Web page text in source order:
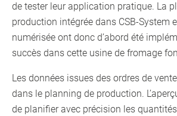
de tester leur application pratique. La
production intégrée dans CSB-System
numérisée ont donc d’abord été
succès dans cette usine de fromage
Les données issues des ordres de
dans le planning de production.
de planifier avec précision les